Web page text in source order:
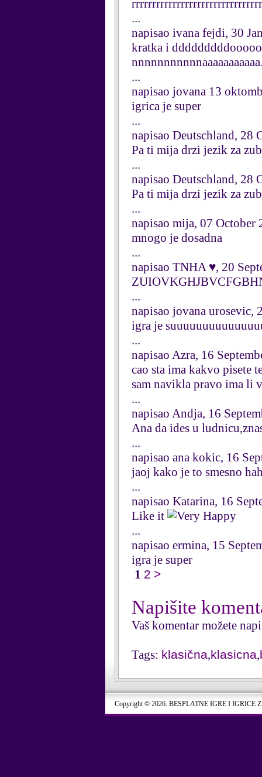
...
napisao ivana fejdi, 30
kratka i
...
napisao jovana 13
igrica je super
...
napisao Deutschland, 28
Pa ti mija drzi jezik za
...
napisao Deutschland, 28
Pa ti mija drzi jezik za
...
napisao mija, 07 October
mnogo je dosadna
...
napisao TNHA ♥, 20
...
napisao jovana urosevic,
igra je
...
napisao Azra, 16
cao sta ima kakvo pisete
sam navikla pravo ima li
...
napisao Andja, 16
Ana da ides u
...
napisao ana kokic, 16
jaoj kako je to smesno
...
napisao Katarina, 16
Like it
...
napisao ermina, 15
igra je super
1 2 >
Napišite
Vaš komentar možete
Tags: klasična,klasicna,
Copyright © 2026. BESPLATNE IGRE I IGRICE